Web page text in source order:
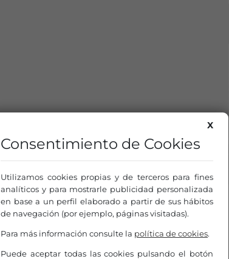
X
Consentimiento de Cookies
Utilizamos cookies propias y de terceros para fines
analíticos y para mostrarle publicidad personalizada
en base a un perfil elaborado a partir de sus hábitos
de navegación (por ejemplo, páginas visitadas).
Para más información consulte la política de cookies.
Puede aceptar todas las cookies pulsando el botón